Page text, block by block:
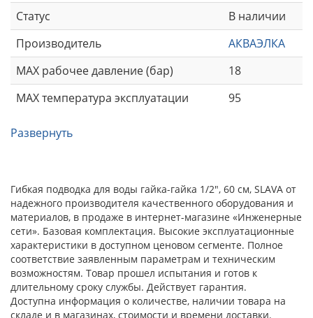
Статус
В наличии
Производитель
АКВАЭЛКА
MAX рабочее давление (бар)
18
MAX температура эксплуатации
95
Развернуть
Гибкая подводка для воды гайка-гайка 1/2", 60 см, SLAVA от
надежного производителя качественного оборудования и
материалов, в продаже в интернет-магазине «Инженерные
сети». Базовая комплектация. Высокие эксплуатационные
характеристики в доступном ценовом сегменте. Полное
соответствие заявленным параметрам и техническим
возможностям. Товар прошел испытания и готов к
длительному сроку службы. Действует гарантия.
Доступна информация о количестве, наличии товара на
складе и в магазинах, стоимости и времени доставки.